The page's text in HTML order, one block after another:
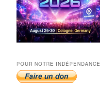
POUR NOTRE INDÉPENDANCE